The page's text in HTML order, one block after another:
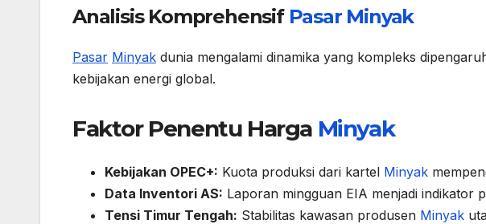
Analisis Komprehensif Pasar Minyak
Pasar Minyak dunia mengalami dinamika yang kompleks
kebijakan energi global.
Faktor Penentu Harga Minyak
Kebijakan OPEC+: Kuota produksi dari kartel Minyak
Data Inventori AS: Laporan mingguan EIA menjadi indikator
Tensi Timur Tengah: Stabilitas kawasan produsen Minyak